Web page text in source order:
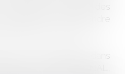
tous ses membres des
de répondre
de leurs clients.
s’inscrit par ailleurs dans